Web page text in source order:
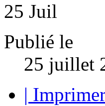
25 Juil
Publié le
25 juillet
|